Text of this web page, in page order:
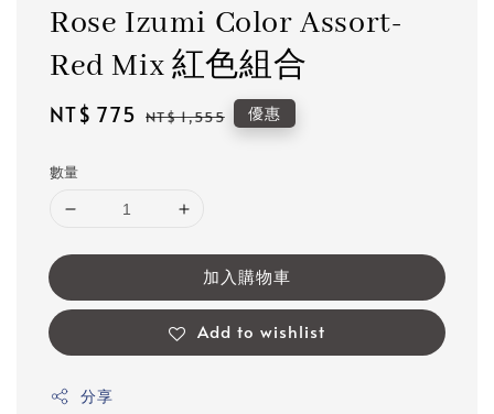
Rose Izumi Color Assort-
Red Mix 紅色組合
Sale
NT$ 775 Regular
NT$ 1,555 優惠
數量
加入購物車
Add to wishlist
分享